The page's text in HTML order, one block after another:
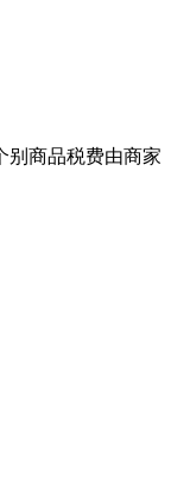
别商品税费由商家